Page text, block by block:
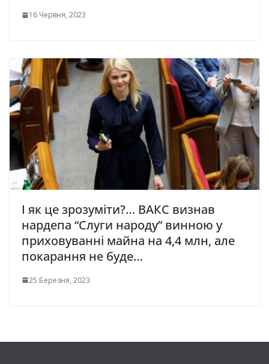
16 Червня, 2023
І як це зрозуміти?… ВАКС визнав
нардепа “Слуги народу” винною у
приховуванні майна на 4,4 млн, але
покарання не буде…
25 Березня, 2023